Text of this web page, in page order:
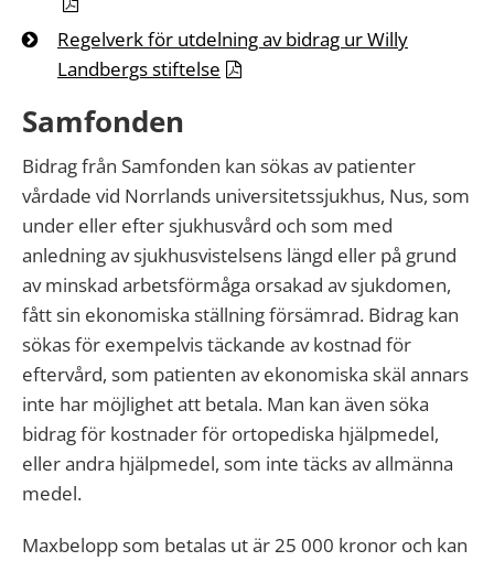
Regelverk för utdelning av bidrag ur Willy
Landbergs stiftelse
Samfonden
Bidrag från Samfonden kan sökas av patienter
vårdade vid Norrlands universitetssjukhus, Nus, som
under eller efter sjukhusvård och som med
anledning av sjukhusvistelsens längd eller på grund
av minskad arbetsförmåga orsakad av sjukdomen,
fått sin ekonomiska ställning försämrad. Bidrag kan
sökas för exempelvis täckande av kostnad för
eftervård, som patienten av ekonomiska skäl annars
inte har möjlighet att betala. Man kan även söka
bidrag för kostnader för ortopediska hjälpmedel,
eller andra hjälpmedel, som inte täcks av allmänna
medel.
Maxbelopp som betalas ut är 25 000 kronor och kan